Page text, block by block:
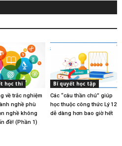
học thi
về trắc nghiệm
nghề phù
nghề không
đề! (Phần 1)
Bí quyết học tập
Các “câu thần chú” giúp
học thuộc công thức Lý 12
dễ dàng hơn bao giờ hết